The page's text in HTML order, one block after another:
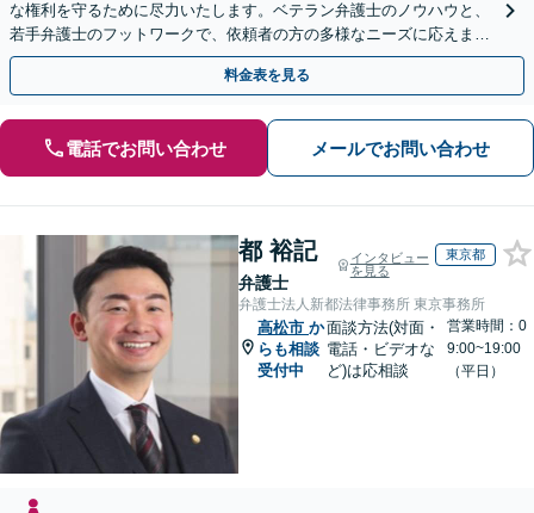
な権利を守るために尽力いたします。ベテラン弁護士のノウハウと、
若手弁護士のフットワークで、依頼者の方の多様なニーズに応えま
す。
料金表を見る
電話でお問い合わせ メールでお問い合わせ
都 裕記
弁護士
インタビュー
を見る
東京都
弁護士法人新都法律事務所 東京事務所
高松市 か
らも相談
受付中
面談方法(対面・
電話・ビデオな
ど)は応相談
営業時間：0
9:00~19:00
（平日）